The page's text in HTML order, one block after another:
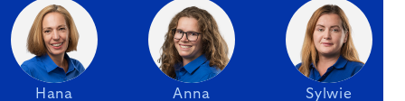
Hana Anna Sylwie